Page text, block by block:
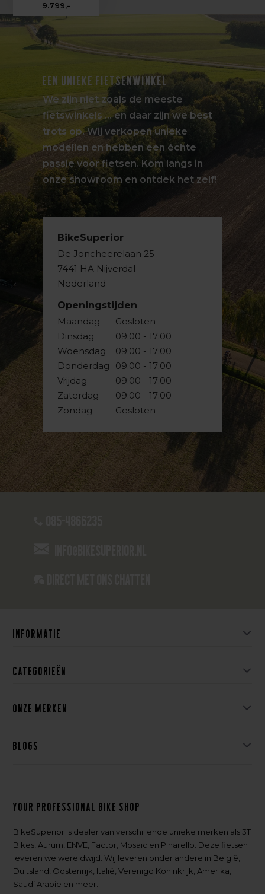
9.799,-
EEN UNIEKE FIETSENWINKEL
We zijn niet zoals de meeste
fietswinkels … en daar zijn we best
trots op. Wij verkopen unieke
modellen en hebben een échte
passie voor fietsen. Kom langs in
onze showroom en ontdek het zelf!
BikeSuperior
De Joncheerelaan 25
7441 HA Nijverdal
Nederland
Openingstijden
Maandag
Dinsdag
Woensdag
Donderdag
Vrijdag
Zaterdag
Zondag
Gesloten
09:00 - 17:00
09:00 - 17:00
09:00 - 17:00
09:00 - 17:00
09:00 - 17:00
Gesloten
Informatie
Categorieën
Onze merken
Blogs
Your professional bike shop
BikeSuperior is dealer van verschillende unieke merken als 3T
Bikes, Aurum, ENVE, Factor, Mosaic en Pinarello. Deze fietsen
leveren we wereldwijd. Wij leveren onder andere in België,
Duitsland, Oostenrijk, Italië, Verenigd Koninkrijk, Amerika,
Saudi Arabië en meer.